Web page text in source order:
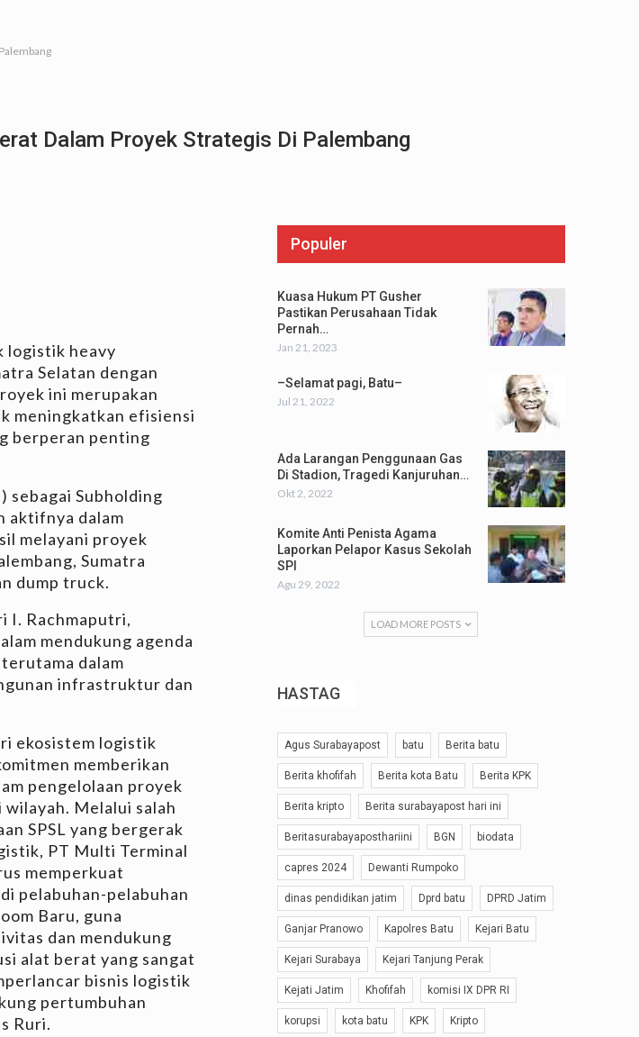
Dalam Proyek Strategis Di Palembang
logistik heavy
Selatan dengan
ini merupakan
meningkatkan efisiensi
berperan penting
sebagai Subholding
aktifnya dalam
melayani proyek
Sumatra
dump truck.
I. Rachmaputri,
mendukung agenda
dalam
infrastruktur dan
ekosistem logistik
memberikan
pengelolaan proyek
Melalui salah
SPSL yang bergerak
PT Multi Terminal
memperkuat
pelabuhan-pelabuhan
Baru, guna
dan mendukung
alat berat yang sangat
bisnis logistik
pertumbuhan
Ruri.
Populer
Kuasa Hukum PT Gusher
Pastikan Perusahaan Tidak
Pernah…
Jan 21, 2023
–Selamat pagi, Batu–
Jul 21, 2022
Ada Larangan Penggunaan Gas
Di Stadion, Tragedi Kanjuruhan…
Okt 2, 2022
Komite Anti Penista Agama
Laporkan Pelapor Kasus Sekolah
SPI
Agu 29, 2022
LOAD MORE POSTS
HASTAG
Agus Surabayapost batu Berita batu
Berita khofifah Berita kota Batu Berita KPK
Berita kripto Berita surabayapost hari ini
Beritasurabayaposthariini BGN biodata
capres 2024 Dewanti Rumpoko
dinas pendidikan jatim Dprd batu DPRD Jatim
Ganjar Pranowo Kapolres Batu Kejari Batu
Kejari Surabaya Kejari Tanjung Perak
Kejati Jatim Khofifah komisi IX DPR RI
korupsi kota batu KPK Kripto